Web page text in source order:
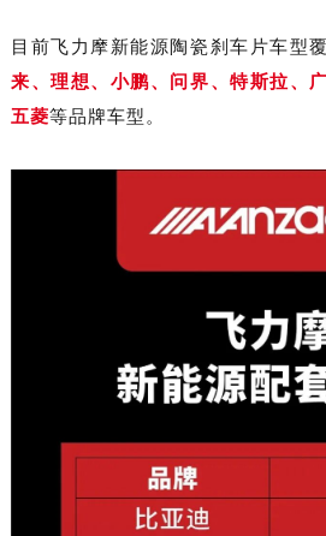
目前飞力摩新能源陶瓷刹车片车型
来、理想、小鹏、问界、特斯拉、
五菱等品牌车型。